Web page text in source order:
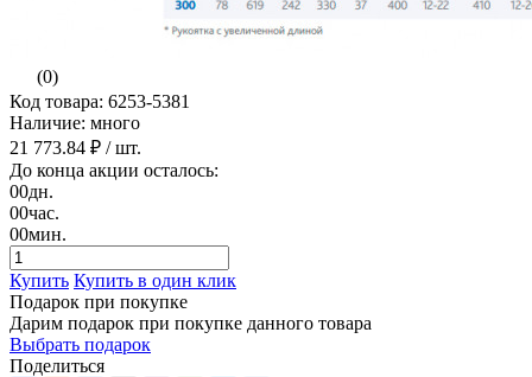
(0)
Код товара: 6253-5381
Наличие: много
21 773.84 ₽ / шт.
До конца акции осталось:
00дн.
00час.
00мин.
Купить Купить в один клик
Подарок при покупке
Дарим подарок при покупке данного товара
Выбрать подарок
Поделиться